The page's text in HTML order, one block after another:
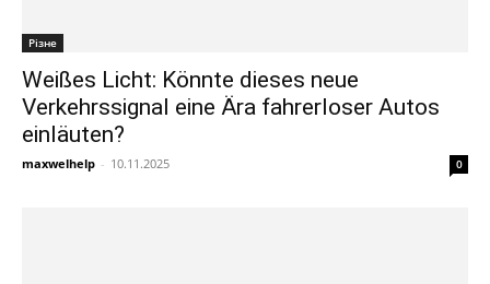
Різне
Weißes Licht: Könnte dieses neue
Verkehrssignal eine Ära fahrerloser Autos
einläuten?
maxwelhelp - 10.11.2025 0